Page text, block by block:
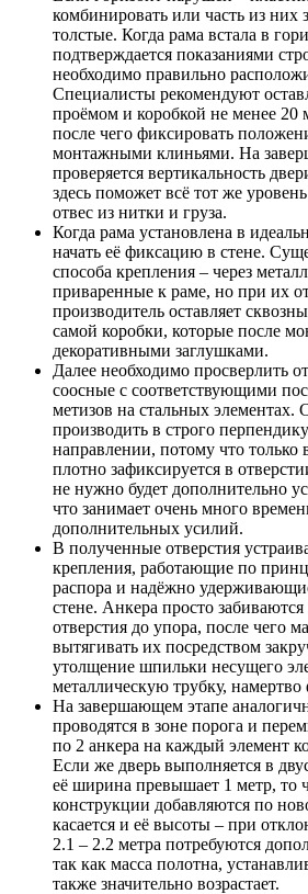
комбинировать или часть из них
толстые. Когда рама встала в
подтверждается показаниями
необходимо правильно
Специалисты рекомендуют
проёмом и коробкой не менее 20
после чего фиксировать
монтажными клиньями. На
проверяется вертикальность
здесь поможет всё тот же
отвес из нитки и груза.
Когда рама установлена в
начать её фиксацию в стене.
способа крепления – через
приваренные к раме, но при их
производитель оставляет
самой коробки, которые после
декоративными заглушками.
Далее необходимо просверлить
соосные с соответствующими
метизов на стальных элементах.
производить в строго
направлении, потому что только
плотно зафиксируется в
не нужно будет дополнительно
что занимает очень много
дополнительных усилий.
В полученные отверстия
крепления, работающие по
распора и надёжно
стене. Анкера просто
отверстия до упора, после чего
вытягивать их посредством
утолщение шпильки несущего
металлическую трубку, намертво
На завершающем этапе
проводятся в зоне порога и
по 2 анкера на каждый элемент
Если же дверь выполняется в
её ширина превышает 1 метр, то
конструкции добавляются по
касается и её высоты – при
2.1 – 2.2 метра потребуются
так как масса полотна,
также значительно возрастает.